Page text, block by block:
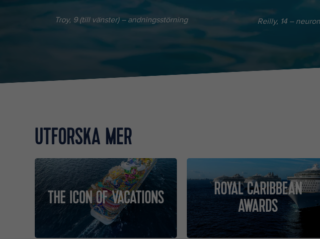
Troy, 9 (till vänster) – andningsstörning Reilly, 14 –
UTFORSKA MER
THE ICON OF VACATIONS ROYAL CARIBBEAN
AWARDS